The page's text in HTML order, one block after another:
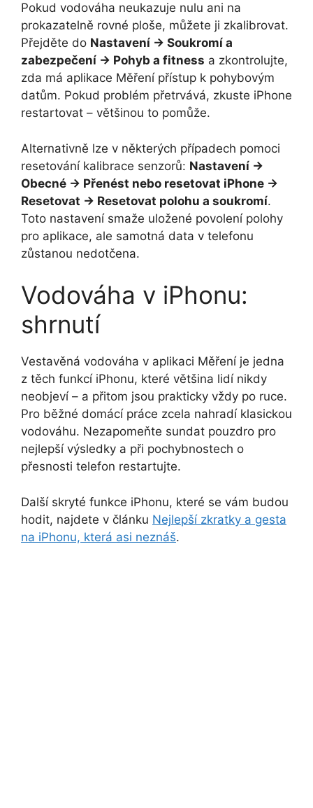
Pokud vodováha neukazuje nulu ani na
prokazatelně rovné ploše, můžete ji zkalibrovat.
Přejděte do Nastavení → Soukromí a
zabezpečení → Pohyb a fitness a zkontrolujte,
zda má aplikace Měření přístup k pohybovým
datům. Pokud problém přetrvává, zkuste iPhone
restartovat – většinou to pomůže.
Alternativně lze v některých případech pomoci
resetování kalibrace senzorů: Nastavení →
Obecné → Přenést nebo resetovat iPhone →
Resetovat → Resetovat polohu a soukromí.
Toto nastavení smaže uložené povolení polohy
pro aplikace, ale samotná data v telefonu
zůstanou nedotčena.
Vodováha v iPhonu:
shrnutí
Vestavěná vodováha v aplikaci Měření je jedna
z těch funkcí iPhonu, které většina lidí nikdy
neobjeví – a přitom jsou prakticky vždy po ruce.
Pro běžné domácí práce zcela nahradí klasickou
vodováhu. Nezapomeňte sundat pouzdro pro
nejlepší výsledky a při pochybnostech o
přesnosti telefon restartujte.
Další skryté funkce iPhonu, které se vám budou
hodit, najdete v článku Nejlepší zkratky a gesta
na iPhonu, která asi neznáš.